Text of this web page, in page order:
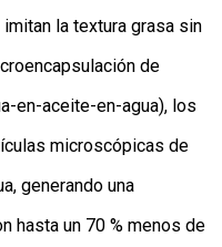
la textura grasa sin
de
en-aceite-en-agua), los
microscópicas de
generando una
hasta un 70 % menos de